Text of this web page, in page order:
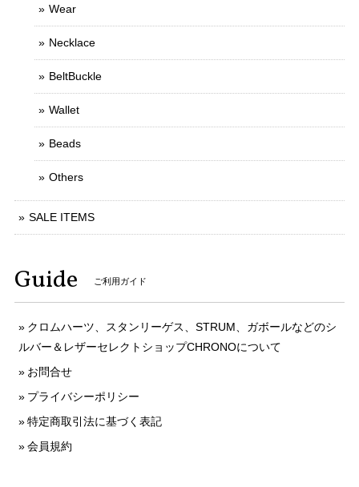
Wear
Necklace
BeltBuckle
Wallet
Beads
Others
SALE ITEMS
Guide ご利用ガイド
クロムハーツ、スタンリーゲス、STRUM、ガボールなどのシ
ルバー＆レザーセレクトショップCHRONOについて
お問合せ
プライバシーポリシー
特定商取引法に基づく表記
会員規約